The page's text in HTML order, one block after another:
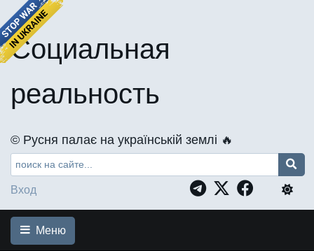
Социальная
реальность
©️ Русня палає на українській землі 🔥
Вход
Меню